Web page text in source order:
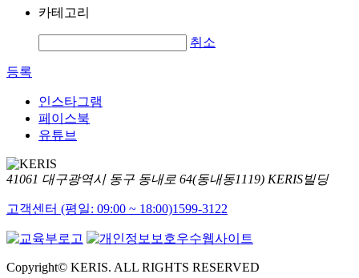
카테고리
취소
등록
인스타그램
페이스북
유튜브
41061 대구광역시 동구 동내로 64(동내동1119) KERIS빌딩
고객센터 (평일: 09:00 ~ 18:00)1599-3122
Copyright© KERIS. ALL RIGHTS RESERVED